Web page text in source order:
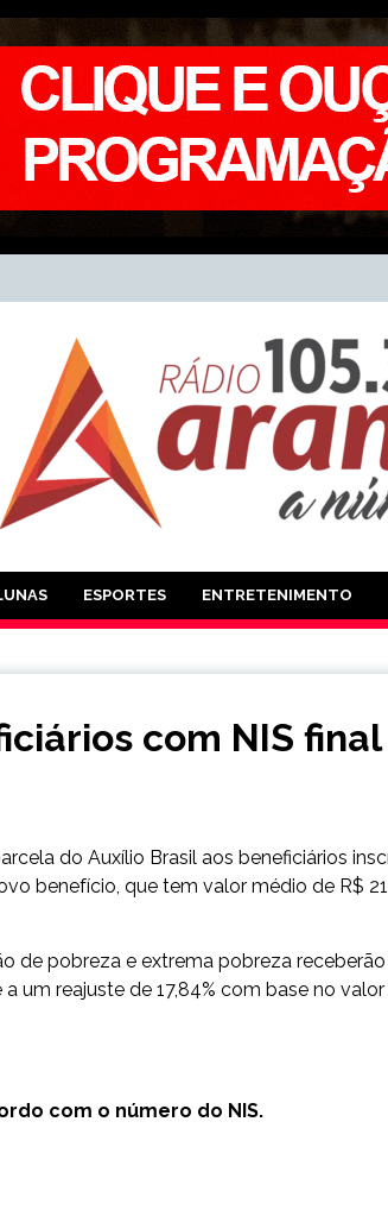
ESPORTES ENTRETENIMENTO
com NIS final
do Auxílio Brasil aos beneficiários
benefício, que tem valor médio de R$
de pobreza e extrema pobreza
um reajuste de 17,84% com base no
com o número do NIS.